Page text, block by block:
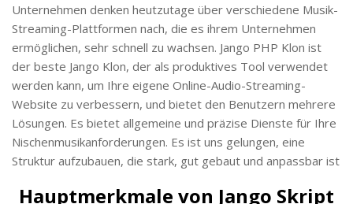
Unternehmen denken heutzutage über verschiedene Musik-
Streaming-Plattformen nach, die es ihrem Unternehmen
ermöglichen, sehr schnell zu wachsen. Jango PHP Klon ist
der beste Jango Klon, der als produktives Tool verwendet
werden kann, um Ihre eigene Online-Audio-Streaming-
Website zu verbessern, und bietet den Benutzern mehrere
Lösungen. Es bietet allgemeine und präzise Dienste für Ihre
Nischenmusikanforderungen. Es ist uns gelungen, eine
Struktur aufzubauen, die stark, gut gebaut und anpassbar ist
Hauptmerkmale von Jango Skript